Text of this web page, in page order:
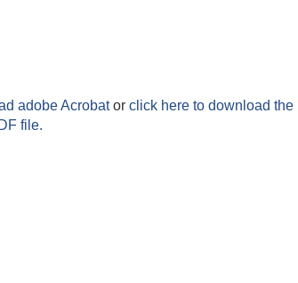
adobe Acrobator click here to download the
file.